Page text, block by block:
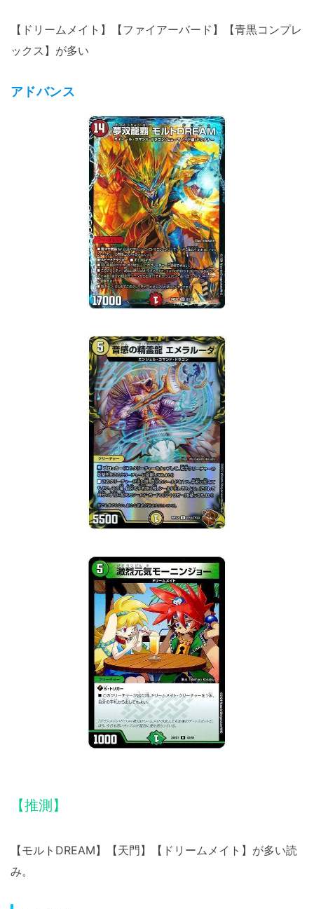
【ドリームメイト】【ファイアーバード】【青黒コンプレ
ックス】が多い
アドバンス
【推測】
【モルトDREAM】【天門】【ドリームメイト】が多い読
み。